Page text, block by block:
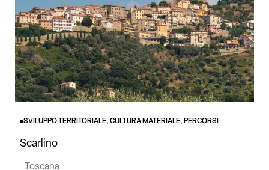
SVILUPPO TERRITORIALE, CULTURA MATERIALE, PERCORSI
Scarlino
Toscana